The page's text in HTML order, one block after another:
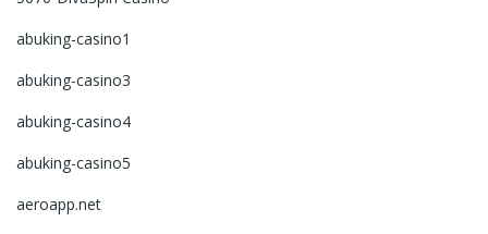
abuking-casino1
abuking-casino3
abuking-casino4
abuking-casino5
aeroapp.net